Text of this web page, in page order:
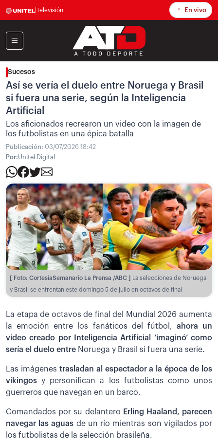
Televisión En vivo
Sucesos
Así se vería el duelo entre Noruega y Brasil
si fuera una serie, según la Inteligencia
Artificial
Los aficionados recrearon un video con la imagen de
los futbolistas en una épica batalla
Publicación: 03/07/2026 18:42
Por:Unitel Digital
[ Foto: CortesíaSemanario La Prensa /ABC ]
La selecciones de Noruega
y Brasil se enfrentan este domingo 5 de julio en octavos de final
La etapa de octavos de final del Mundial 2026 aumenta
la emoción entre los fanáticos del fútbol, a hora un
video creado por Inteligencia Artificial ‘imaginó’ como
sería el duelo entre Noruega y Brasil si fuera una serie.
Las imágenes trasladan al espectador a la época de los
vikingosy personifican a los futbolistas como unos
guerreros que navegan en un barco.
Comandados por su delantero Erling Haaland, parecen
navegar las aguas de un río mientras son vigilados por
los futbolistas de la selección brasileña.